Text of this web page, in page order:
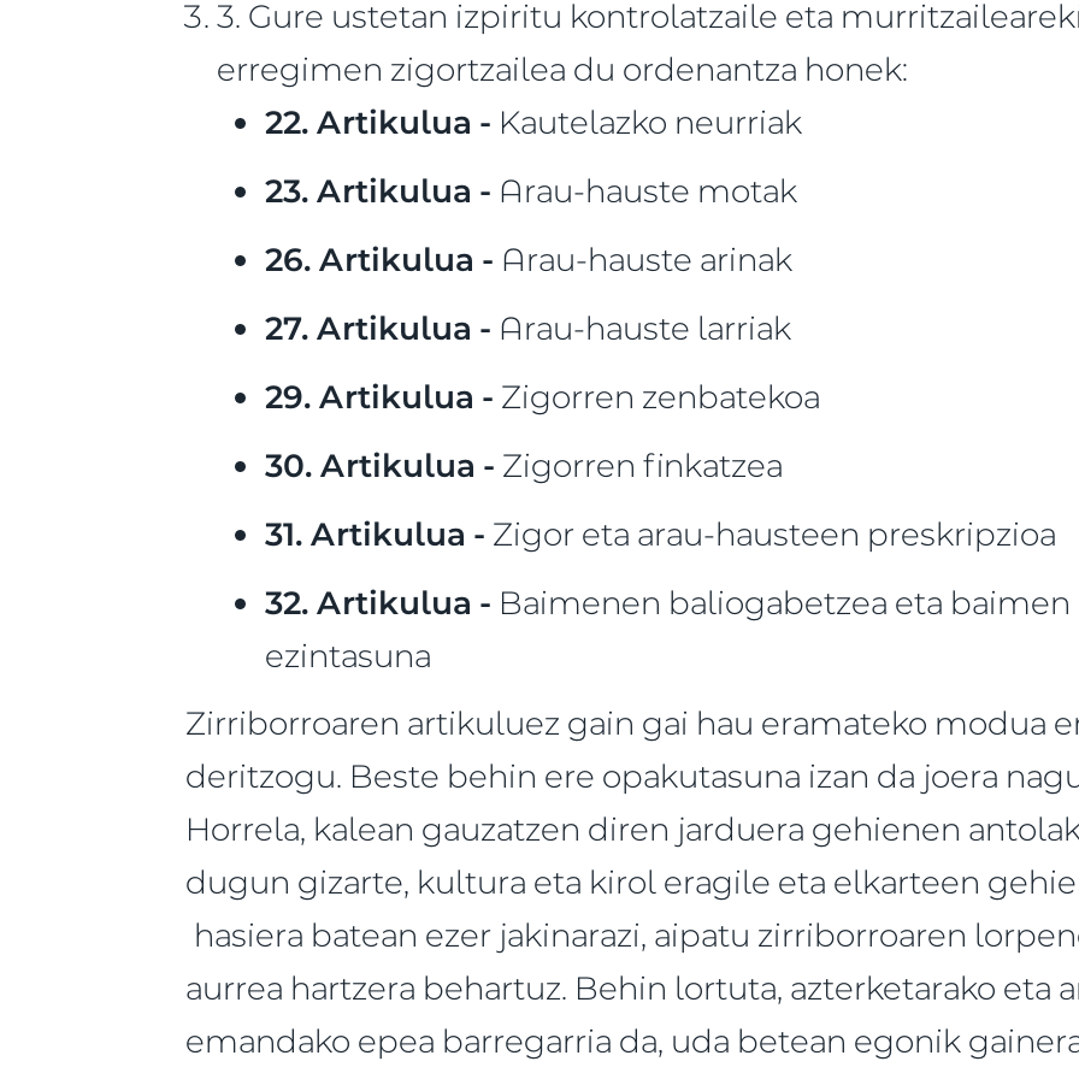
3. Gure ustetan izpiritu kontrolatzaile eta
erregimen zigortzailea du ordenantza honek:
22. Artikulua - Kautelazko neurriak
23. Artikulua - Arau-hauste motak
26. Artikulua - Arau-hauste arinak
27. Artikulua - Arau-hauste larriak
29. Artikulua - Zigorren zenbatekoa
30. Artikulua - Zigorren finkatzea
31. Artikulua - Zigor eta arau-hausteen preskripzioa
32. Artikulua - Baimenen baliogabetzea eta
ezintasuna
Zirriborroaren artikuluez gain gai hau eramateko modua
deritzogu. Beste behin ere opakutasuna izan da joera
Horrela, kalean gauzatzen diren jarduera gehienen
dugun gizarte, kultura eta kirol eragile eta elkarteen
hasiera batean ezer jakinarazi, aipatu zirriborroaren
aurrea hartzera behartuz. Behin lortuta, azterketarako eta
emandako epea barregarria da, uda betean egonik